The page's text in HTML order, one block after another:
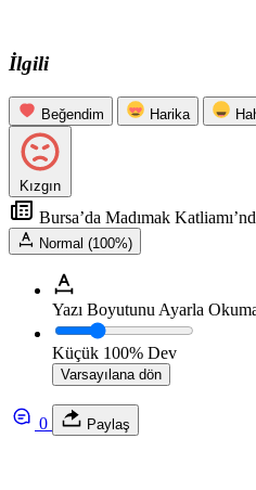
İlgili
Beğendim Harika
Kızgın
Bursa’da Madımak
Normal (100%)
Yazı Boyutunu Ayarla
Küçük 100% Dev
Varsayılana dön
0 Paylaş